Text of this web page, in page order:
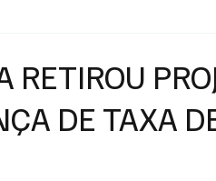
RETIROU
DE TAXA